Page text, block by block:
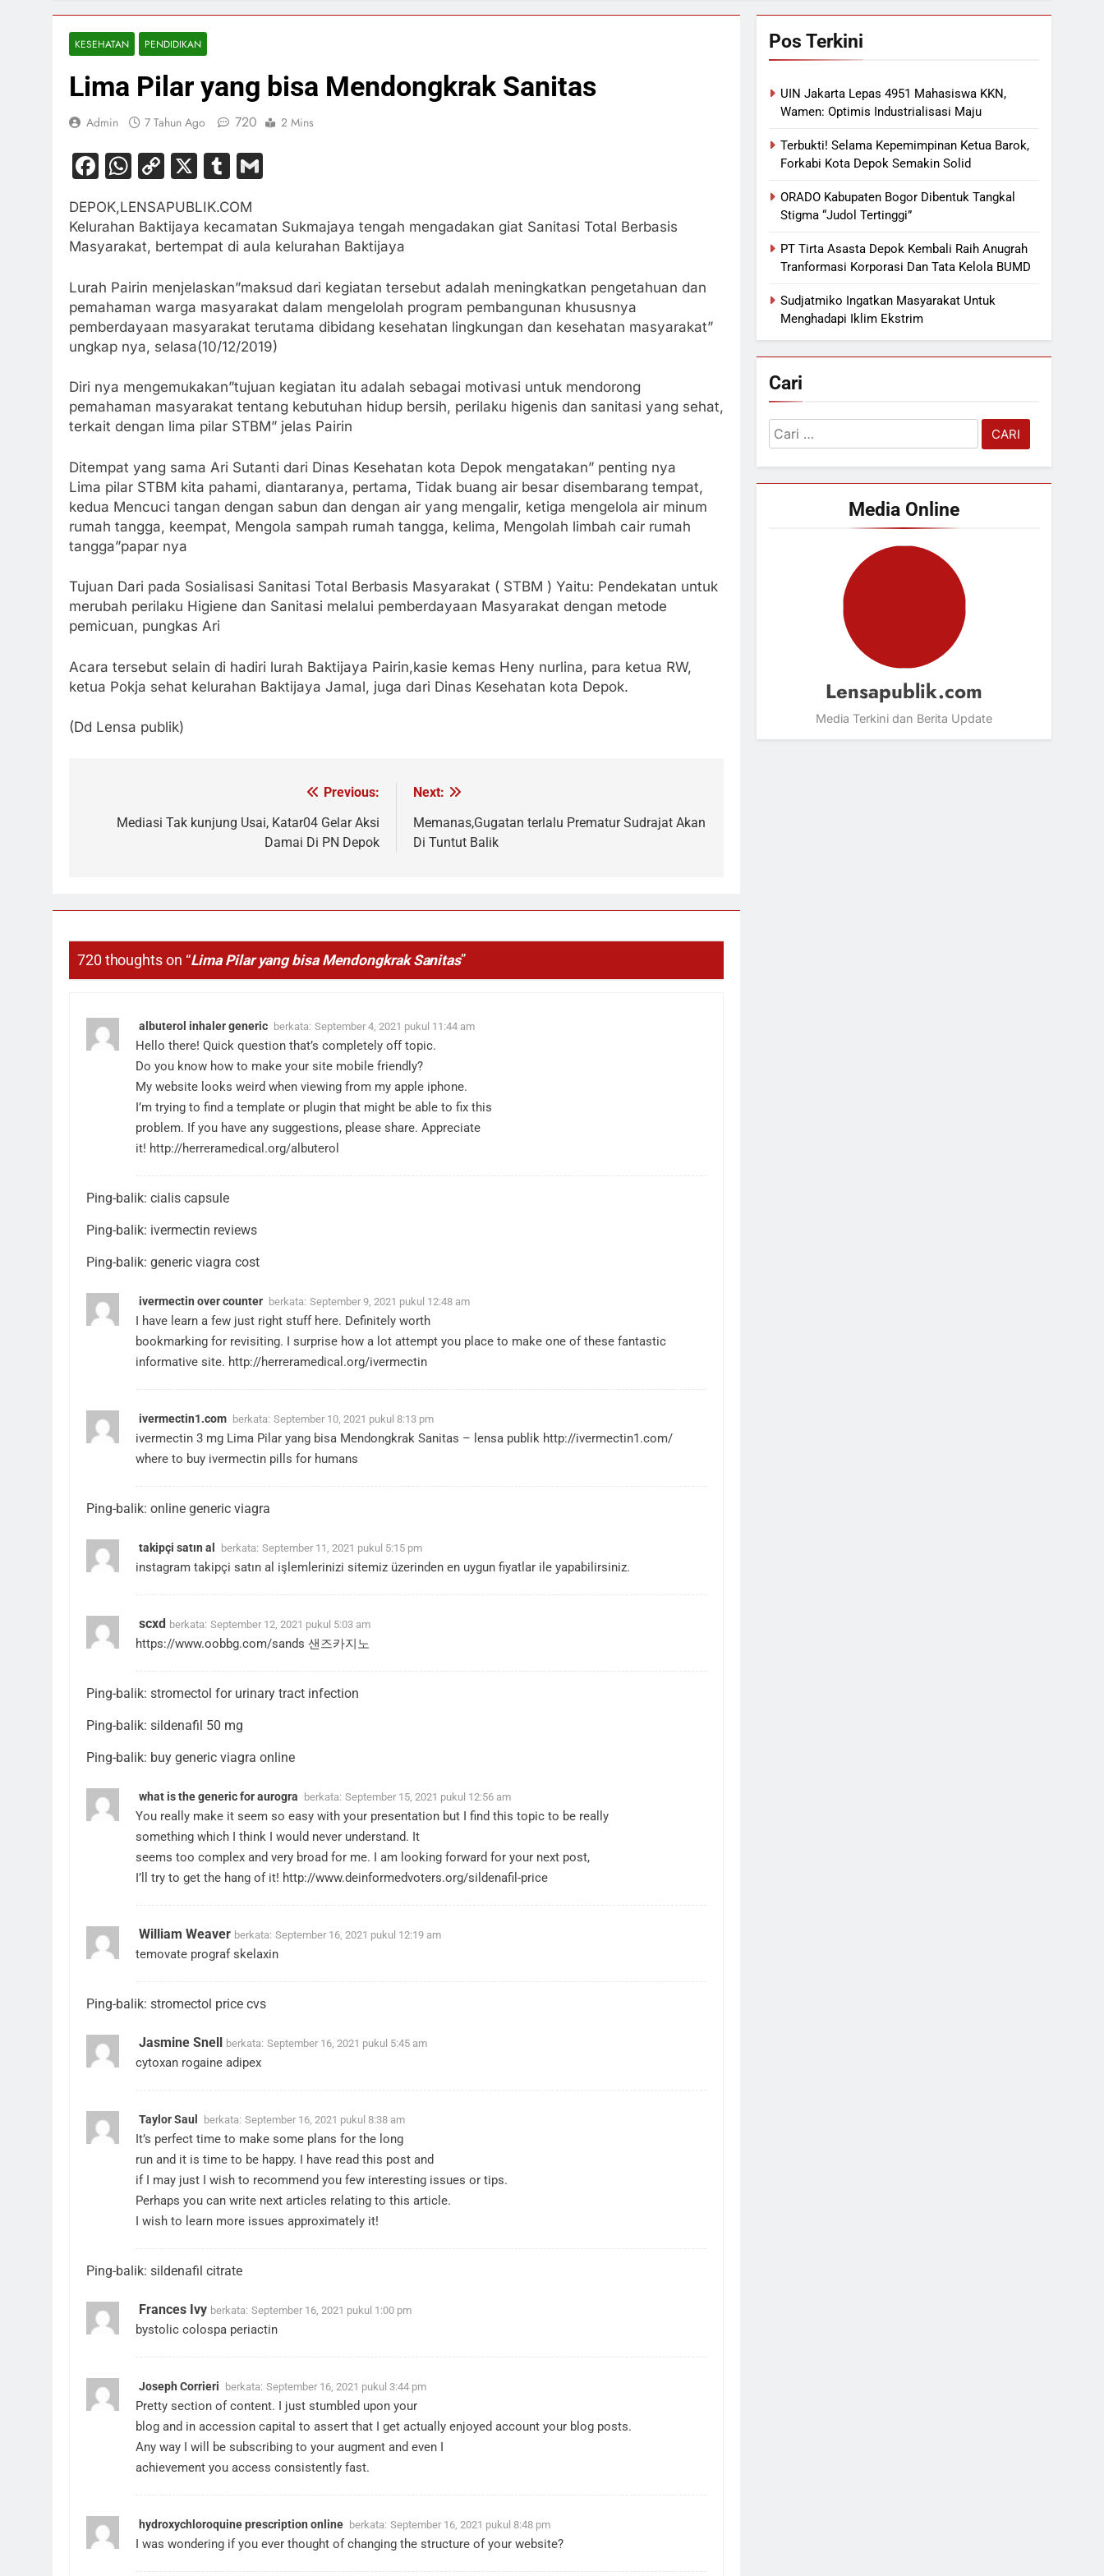
KESEHATAN PENDIDIKAN
Lima Pilar yang bisa Mendongkrak Sanitas
Admin 7 Tahun Ago 720 2 Mins
Facebook
WhatsApp
Copy
X Tumblr
DEPOK,LENSAPUBLIK.COM
Kelurahan Baktijaya kecamatan Sukmajaya tengah mengadakan giat Sanitasi Total Berbasis
Masyarakat, bertempat di aula kelurahan Baktijaya
Lurah Pairin menjelaskan”maksud dari kegiatan tersebut adalah meningkatkan pengetahuan dan
pemahaman warga masyarakat dalam mengelolah program pembangunan khususnya
pemberdayaan masyarakat terutama dibidang kesehatan lingkungan dan kesehatan masyarakat”
ungkap nya, selasa(10/12/2019)
Diri nya mengemukakan”tujuan kegiatan itu adalah sebagai motivasi untuk mendorong
pemahaman masyarakat tentang kebutuhan hidup bersih, perilaku higenis dan sanitasi yang sehat,
terkait dengan lima pilar STBM” jelas Pairin
Ditempat yang sama Ari Sutanti dari Dinas Kesehatan kota Depok mengatakan” penting nya
Lima pilar STBM kita pahami, diantaranya, pertama, Tidak buang air besar disembarang tempat,
kedua Mencuci tangan dengan sabun dan dengan air yang mengalir, ketiga mengelola air minum
rumah tangga, keempat, Mengola sampah rumah tangga, kelima, Mengolah limbah cair rumah
tangga”papar nya
Tujuan Dari pada Sosialisasi Sanitasi Total Berbasis Masyarakat ( STBM ) Yaitu: Pendekatan untuk
merubah perilaku Higiene dan Sanitasi melalui pemberdayaan Masyarakat dengan metode
pemicuan, pungkas Ari
Acara tersebut selain di hadiri lurah Baktijaya Pairin,kasie kemas Heny nurlina, para ketua RW,
ketua Pokja sehat kelurahan Baktijaya Jamal, juga dari Dinas Kesehatan kota Depok.
(Dd Lensa publik)
Previous:
Mediasi Tak kunjung Usai, Katar04 Gelar Aksi
Damai Di PN Depok
Next:
Memanas,Gugatan terlalu Prematur Sudrajat Akan
Di Tuntut Balik
720 thoughts on “Lima Pilar yang bisa Mendongkrak Sanitas”
albuterol inhaler generic berkata: September 4, 2021 pukul 11:44 am
Hello there! Quick question that’s completely off topic.
Do you know how to make your site mobile friendly?
My website looks weird when viewing from my apple iphone.
I’m trying to find a template or plugin that might be able to fix this
problem. If you have any suggestions, please share. Appreciate
it! http://herreramedical.org/albuterol
Ping-balik: cialis capsule
Ping-balik: ivermectin reviews
Ping-balik: generic viagra cost
ivermectin over counter berkata: September 9, 2021 pukul 12:48 am
I have learn a few just right stuff here. Definitely worth
bookmarking for revisiting. I surprise how a lot attempt you place to make one of these fantastic
informative site. http://herreramedical.org/ivermectin
ivermectin1.com berkata: September 10, 2021 pukul 8:13 pm
ivermectin 3 mg Lima Pilar yang bisa Mendongkrak Sanitas – lensa publik http://ivermectin1.com/
where to buy ivermectin pills for humans
Ping-balik: online generic viagra
takipçi satın al berkata: September 11, 2021 pukul 5:15 pm
instagram takipçi satın al işlemlerinizi sitemiz üzerinden en uygun fiyatlar ile yapabilirsiniz.
scxd berkata: September 12, 2021 pukul 5:03 am
https://www.oobbg.com/sands 샌즈카지노
Ping-balik: stromectol for urinary tract infection
Ping-balik: sildenafil 50 mg
Ping-balik: buy generic viagra online
what is the generic for aurogra berkata: September 15, 2021 pukul 12:56 am
You really make it seem so easy with your presentation but I find this topic to be really
something which I think I would never understand. It
seems too complex and very broad for me. I am looking forward for your next post,
I’ll try to get the hang of it! http://www.deinformedvoters.org/sildenafil-price
William Weaver berkata: September 16, 2021 pukul 12:19 am
temovate prografskelaxin
Ping-balik: stromectol price cvs
Jasmine Snell berkata: September 16, 2021 pukul 5:45 am
cytoxan rogaine adipex
Taylor Saul berkata: September 16, 2021 pukul 8:38 am
It’s perfect time to make some plans for the long
run and it is time to be happy. I have read this post and
if I may just I wish to recommend you few interesting issues or tips.
Perhaps you can write next articles relating to this article.
I wish to learn more issues approximately it!
Ping-balik: sildenafil citrate
Frances Ivy berkata: September 16, 2021 pukul 1:00 pm
bystolic colospa periactin
Joseph Corrieri berkata: September 16, 2021 pukul 3:44 pm
Pretty section of content. I just stumbled upon your
blog and in accession capital to assert that I get actually enjoyed account your blog posts.
Any way I will be subscribing to your augment and even I
achievement you access consistently fast.
hydroxychloroquine prescription online berkata: September 16, 2021 pukul 8:48 pm
I was wondering if you ever thought of changing the structure of your website?
Pos Terkini
UIN Jakarta Lepas 4951 Mahasiswa KKN,
Wamen: Optimis Industrialisasi Maju
Terbukti! Selama Kepemimpinan Ketua Barok,
Forkabi Kota Depok Semakin Solid
ORADO Kabupaten Bogor Dibentuk Tangkal
Stigma “Judol Tertinggi”
PT Tirta Asasta Depok Kembali Raih Anugrah
Tranformasi Korporasi Dan Tata Kelola BUMD
Sudjatmiko Ingatkan Masyarakat Untuk
Menghadapi Iklim Ekstrim
Cari
Cari
untuk:
Media Online
Lensapublik.com
Media Terkini dan Berita Update